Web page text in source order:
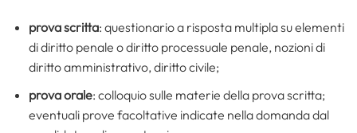
prova scritta: questionario a risposta multipla su elementi
di diritto penale o diritto processuale penale, nozioni di
diritto amministrativo, diritto civile;
prova orale: colloquio sulle materie della prova scritta;
eventuali prove facoltative indicate nella domanda dal